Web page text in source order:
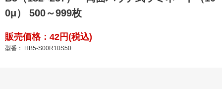
0μ） 500～999枚
販売価格：42円(税込)
型番： HB5-S00R10S50